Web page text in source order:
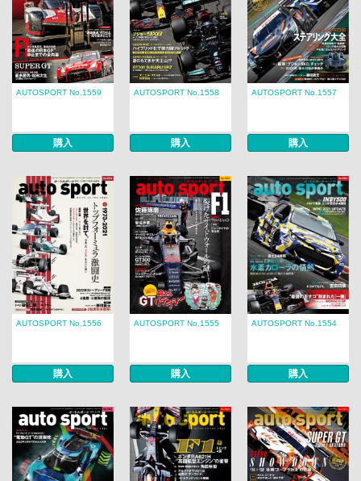
AUTOSPORT No.1559
購入
AUTOSPORT No.1558
購入
AUTOSPORT No.1557
購入
AUTOSPORT No.1556
購入
AUTOSPORT No.1555
購入
AUTOSPORT No.1554
購入